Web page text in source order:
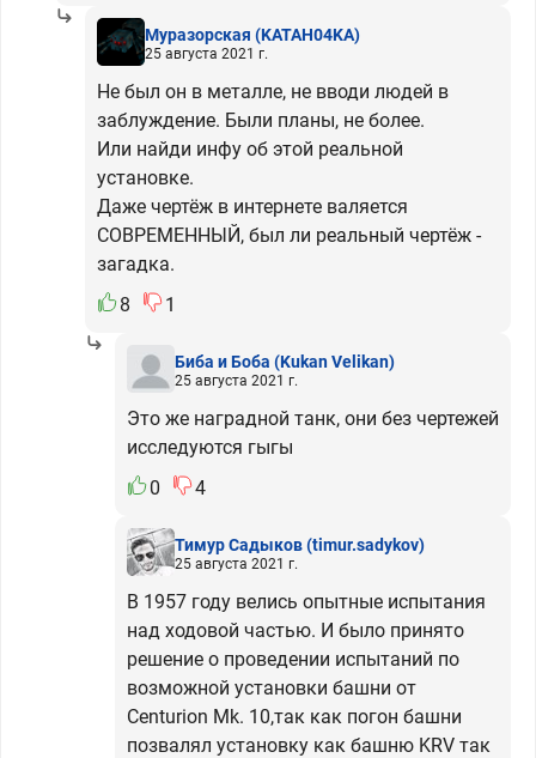
Муразорская (KATAH04KA)
25 августа 2021 г.
Не был он в металле, не вводи людей в
заблуждение. Были планы, не более.
Или найди инфу об этой реальной
установке.
Даже чертёж в интернете валяется
СОВРЕМЕННЫЙ, был ли реальный чертёж -
загадка.
8
1
Биба и Боба (Kukan Velikan)
25 августа 2021 г.
Это же наградной танк, они без чертежей
исследуются гыгы
0
4
Тимур Садыков(timur.sadykov)
25 августа 2021 г.
В 1957 году велись опытные испытания
над ходовой частью. И было принято
решение о проведении испытаний по
возможной установки башни от
Centurion Mk. 10,так как погон башни
позвалял установку как башню KRV так